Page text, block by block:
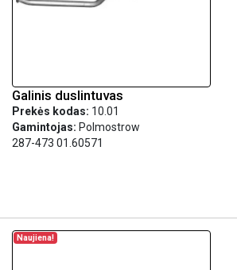
Galinis duslintuvas
Prekės kodas: 10.01
Gamintojas: Polmostrow
287-473 01.60571
Naujiena!